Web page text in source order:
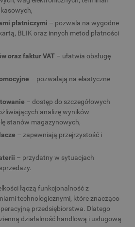
płatniczymi – pozwala na wygodne
BLIK oraz innych metod płatności
oraz faktur VAT – ułatwia obsługę
– pozwalają na elastyczne
– dostęp do szczegółowych
analizę wyników
stanów magazynowych,
– zapewniają przejrzystość i
– przydatny w sytuacjach
łączą funkcjonalność z
technologicznymi, które znacząco
przedsiębiorstwa. Dlatego
działalność handlową i usługową